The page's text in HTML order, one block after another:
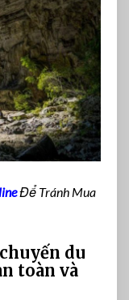
Để Tránh Mua
du
toàn và